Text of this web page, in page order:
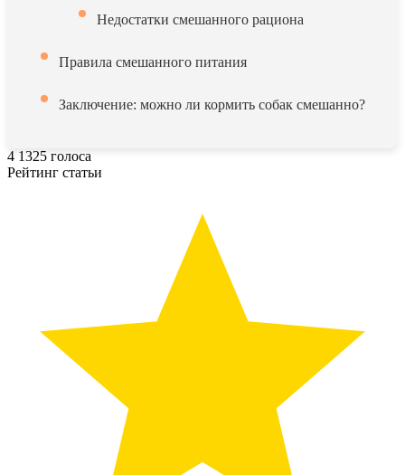
Недостатки смешанного рациона
Правила смешанного питания
Заключение: можно ли кормить собак смешанно?
4 1325 голоса
Рейтинг статьи